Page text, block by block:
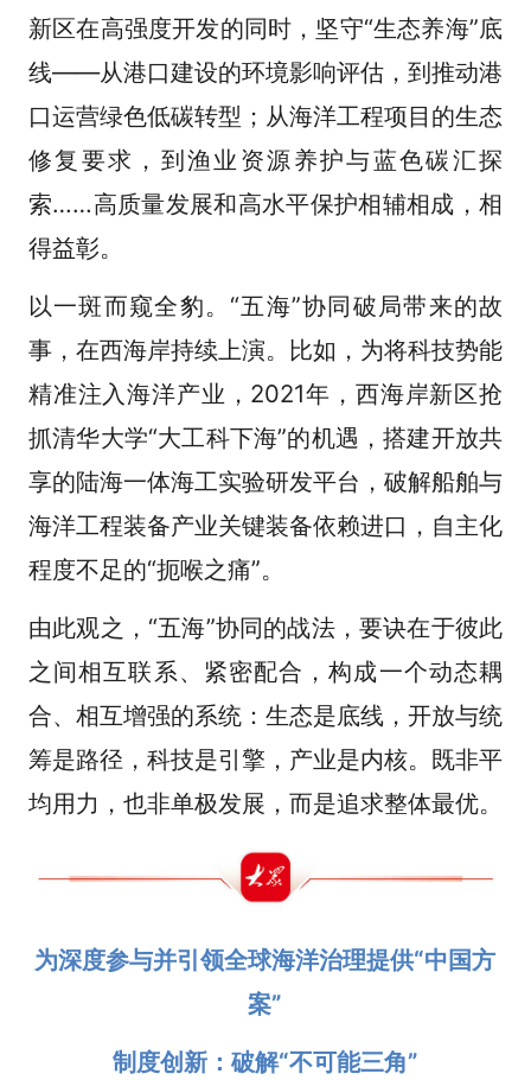
新区在高强度开发的同时，坚守“生态养海”底
线——从港口建设的环境影响评估，到推动港
口运营绿色低碳转型；从海洋工程项目的生态
修复要求，到渔业资源养护与蓝色碳汇探
索……高质量发展和高水平保护相辅相成，相
得益彰。
以一斑而窥全豹。“五海”协同破局带来的故
事，在西海岸持续上演。比如，为将科技势能
精准注入海洋产业，2021年，西海岸新区抢
抓清华大学“大工科下海”的机遇，搭建开放共
享的陆海一体海工实验研发平台，破解船舶与
海洋工程装备产业关键装备依赖进口，自主化
程度不足的“扼喉之痛”。
由此观之，“五海”协同的战法，要诀在于彼此
之间相互联系、紧密配合，构成一个动态耦
合、相互增强的系统：生态是底线，开放与统
筹是路径，科技是引擎，产业是内核。既非平
均用力，也非单极发展，而是追求整体最优。
为深度参与并引领全球海洋治理提供“中国方
案”
制度创新：破解“不可能三角”